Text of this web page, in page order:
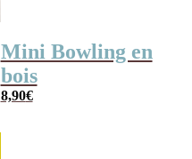
Mini Bowling en
bois
8,90€